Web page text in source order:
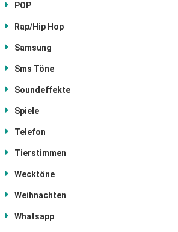
POP
Rap/Hip Hop
Samsung
Sms Töne
Soundeffekte
Spiele
Telefon
Tierstimmen
Wecktöne
Weihnachten
Whatsapp